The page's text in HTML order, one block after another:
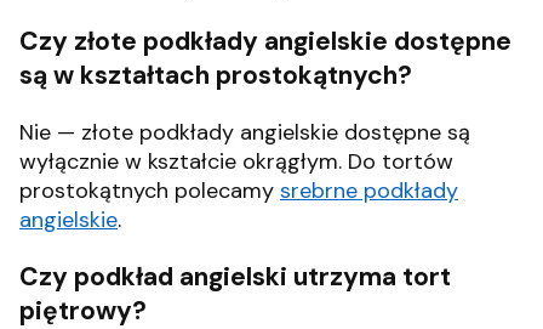
Czy złote podkłady angielskie dostępne
są w kształtach prostokątnych?
Nie — złote podkłady angielskie dostępne są
wyłącznie w kształcie okrągłym. Do tortów
prostokątnych polecamy srebrne podkłady
angielskie.
Czy podkład angielski utrzyma tort
piętrowy?